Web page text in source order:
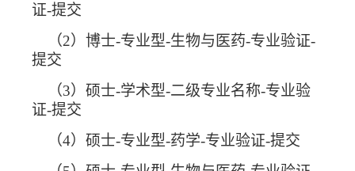
证-提交
（2）博士-专业型-生物与医药-专业验证-
提交
（3）硕士-学术型-二级专业名称-专业验
证-提交
（4）硕士-专业型-药学-专业验证-提交